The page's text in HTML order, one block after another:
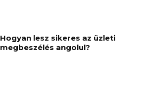
Hogyan lesz sikeres az üzleti
megbeszélés angolul?